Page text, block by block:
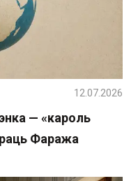
— «кароль
Фаража
12.07.2026